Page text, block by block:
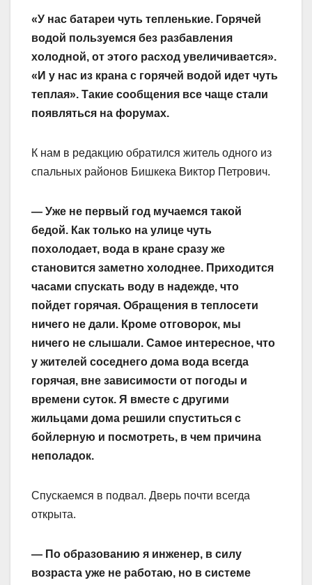
«У нас батареи чуть тепленькие. Горячей
водой пользуемся без разбавления
холодной, от этого расход увеличивается».
«И у нас из крана с горячей водой идет чуть
теплая». Такие сообщения все чаще стали
появляться на форумах.
К нам в редакцию обратился житель одного из
спальных районов Бишкека Виктор Петрович.
— Уже не первый год мучаемся такой
бедой. Как только на улице чуть
похолодает, вода в кране сразу же
становится заметно холоднее. Приходится
часами спускать воду в надежде, что
пойдет горячая. Обращения в теплосети
ничего не дали. Кроме отговорок, мы
ничего не слышали. Самое интересное, что
у жителей соседнего дома вода всегда
горячая, вне зависимости от погоды и
времени суток. Я вместе с другими
жильцами дома решили спуститься с
бойлерную и посмотреть, в чем причина
неполадок.
Спускаемся в подвал. Дверь почти всегда
открыта.
— По образованию я инженер, в силу
возраста уже не работаю, но в системе